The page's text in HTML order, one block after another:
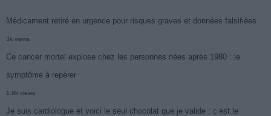
Médicament retiré en urgence pour risques graves et données falsifiées
3k views
Ce cancer mortel explose chez les personnes nées après 1980 : le
symptôme à repérer
1.9k views
Je suis cardiologue et voici le seul chocolat que je valide : c’est le